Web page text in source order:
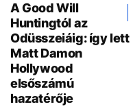
A Good Will
Huntingtól az
Odüsszeiáig: így lett
Matt Damon
Hollywood
elsőszámú
hazatérője